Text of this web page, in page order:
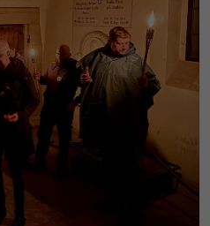
Są one
wymagane
do działania
strony.
Statystyki
W celu
i struktury